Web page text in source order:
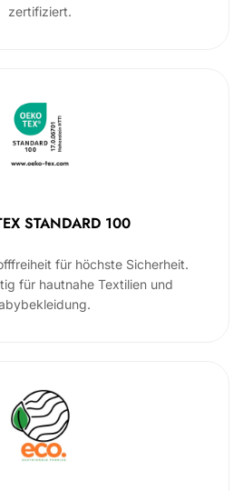
zertifiziert.
STANDARD 100
für höchste Sicherheit.
für hautnahe Textilien und